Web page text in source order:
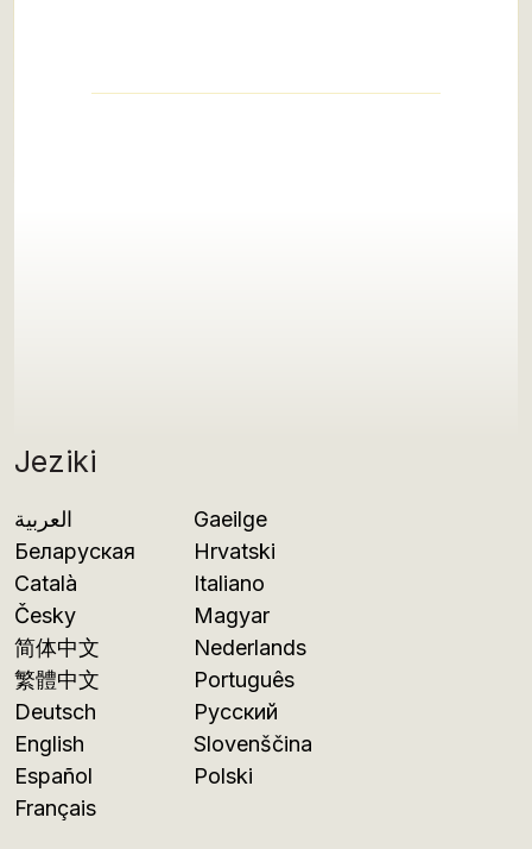
Jeziki
العربية
Беларуская
Català
Česky
简体中文
繁體中文
Deutsch
English
Español
Français
Gaeilge
Hrvatski
Italiano
Magyar
Nederlands
Português
Русский
Slovenščina
Polski